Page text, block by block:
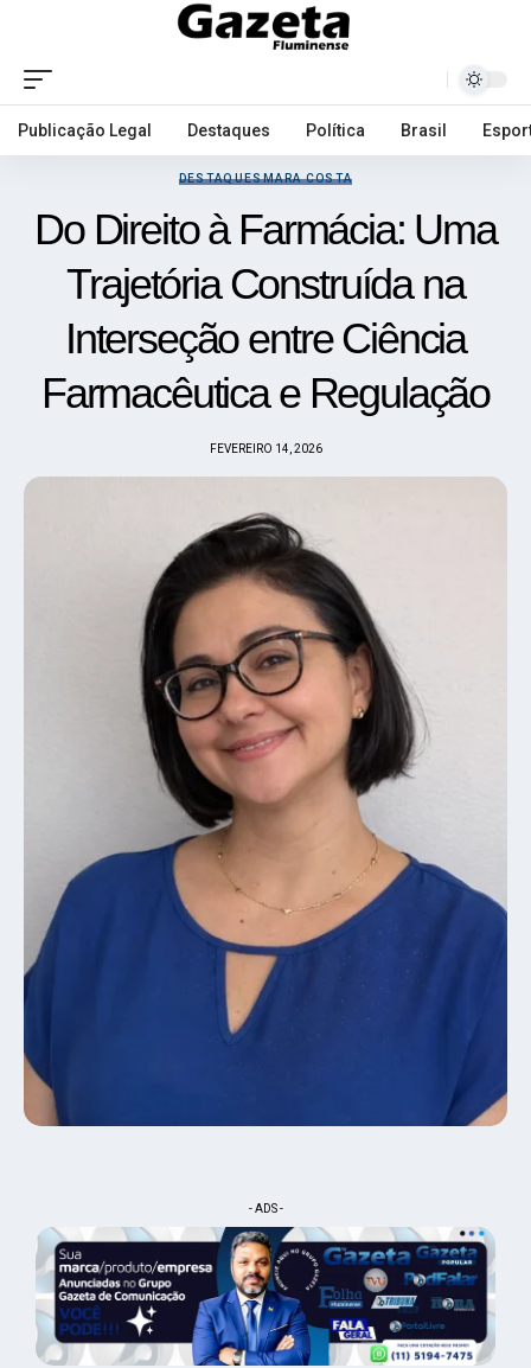
Publicação Legal Destaques Política Brasil
DESTAQUESMARA COSTA
Do Direito à Farmácia: Uma
Trajetória Construída na
Interseção entre Ciência
Farmacêutica e Regulação
FEVEREIRO 14, 2026
- ADS -